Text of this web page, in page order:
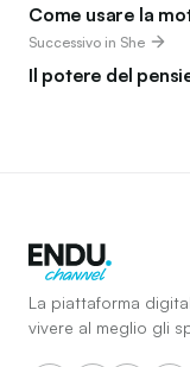
Come usare la
Successivo in She
Il potere del
La piattaforma
vivere al meglio gli